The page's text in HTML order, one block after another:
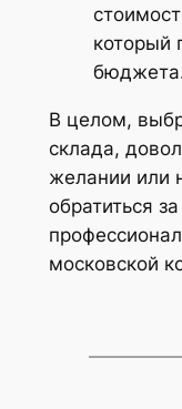
который
В целом,
склада,
желании или
обратиться
московской